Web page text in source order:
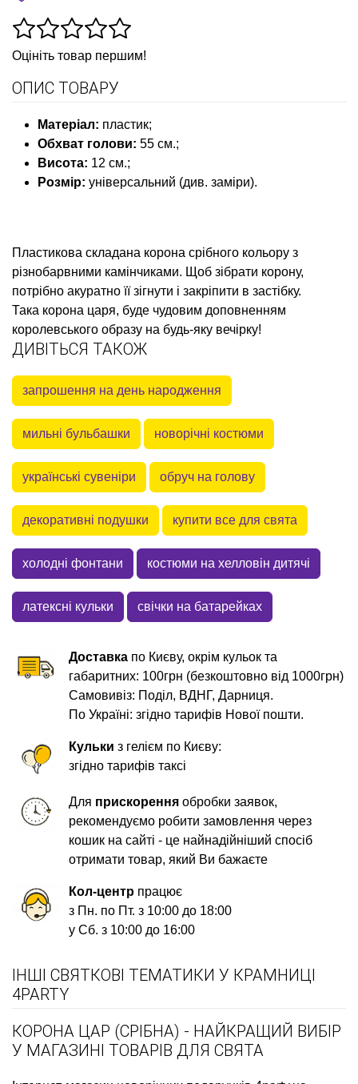
Оцініть товар першим!
ОПИС ТОВАРУ
Матеріал: пластик;
Обхват голови: 55 см.;
Висота: 12 см.;
Розмір: універсальний (див. заміри).
Пластикова складана корона срібного кольору з
різнобарвними камінчиками. Щоб зібрати корону,
потрібно акуратно її зігнути і закріпити в застібку.
Така корона царя, буде чудовим доповненням
королевського образу на будь-яку вечірку!
ДИВІТЬСЯ ТАКОЖ
запрошення на день народження
мильні бульбашки новорічні костюми
українські сувеніри обруч на голову
декоративні подушки купити все для свята
холодні фонтани костюми на хелловін дитячі
латексні кульки свічки на батарейках
Доставка по Києву, окрім кульок та
габаритних: 100грн (безкоштовно від 1000грн)
Самовивіз: Поділ, ВДНГ, Дарниця.
По Україні: згідно тарифів Нової пошти.
Кульки з гелієм по Києву:
згідно тарифів таксі
Для прискорення обробки заявок,
рекомендуємо робити замовлення через
кошик на сайті - це найнадійніший спосіб
отримати товар, який Ви бажаєте
Кол-центр працює
з Пн. по Пт. з 10:00 до 18:00
у Сб. з 10:00 до 16:00
ІНШІ СВЯТКОВІ ТЕМАТИКИ У КРАМНИЦІ
4PARTY
КОРОНА ЦАР (СРІБНА) - НАЙКРАЩИЙ ВИБІР
У МАГАЗИНІ ТОВАРІВ ДЛЯ СВЯТА